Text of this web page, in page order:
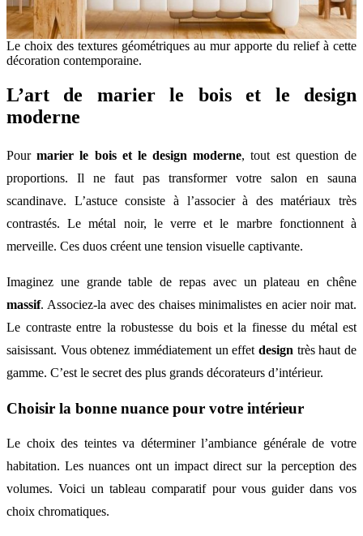
Le choix des textures géométriques au mur apporte du relief à cette
décoration contemporaine.
L’art de marier le bois et le design
moderne
Pourmarier le bois et le design moderne, tout est question de
proportions. Il ne faut pas transformer votre salon en sauna
scandinave. L’astuce consiste à l’associer à des matériaux très
contrastés. Le métal noir, le verre et le marbre fonctionnent à
merveille. Ces duos créent une tension visuelle captivante.
Imaginez une grande table de repas avec un plateau en chêne
massif. Associez-la avec des chaises minimalistes en acier noir mat.
Le contraste entre la robustesse du bois et la finesse du métal est
saisissant. Vous obtenez immédiatement un effet design très haut de
gamme. C’est le secret des plus grands décorateurs d’intérieur.
Choisir la bonne nuance pour votre intérieur
Le choix des teintes va déterminer l’ambiance générale de votre
habitation. Les nuances ont un impact direct sur la perception des
volumes. Voici un tableau comparatif pour vous guider dans vos
choix chromatiques.